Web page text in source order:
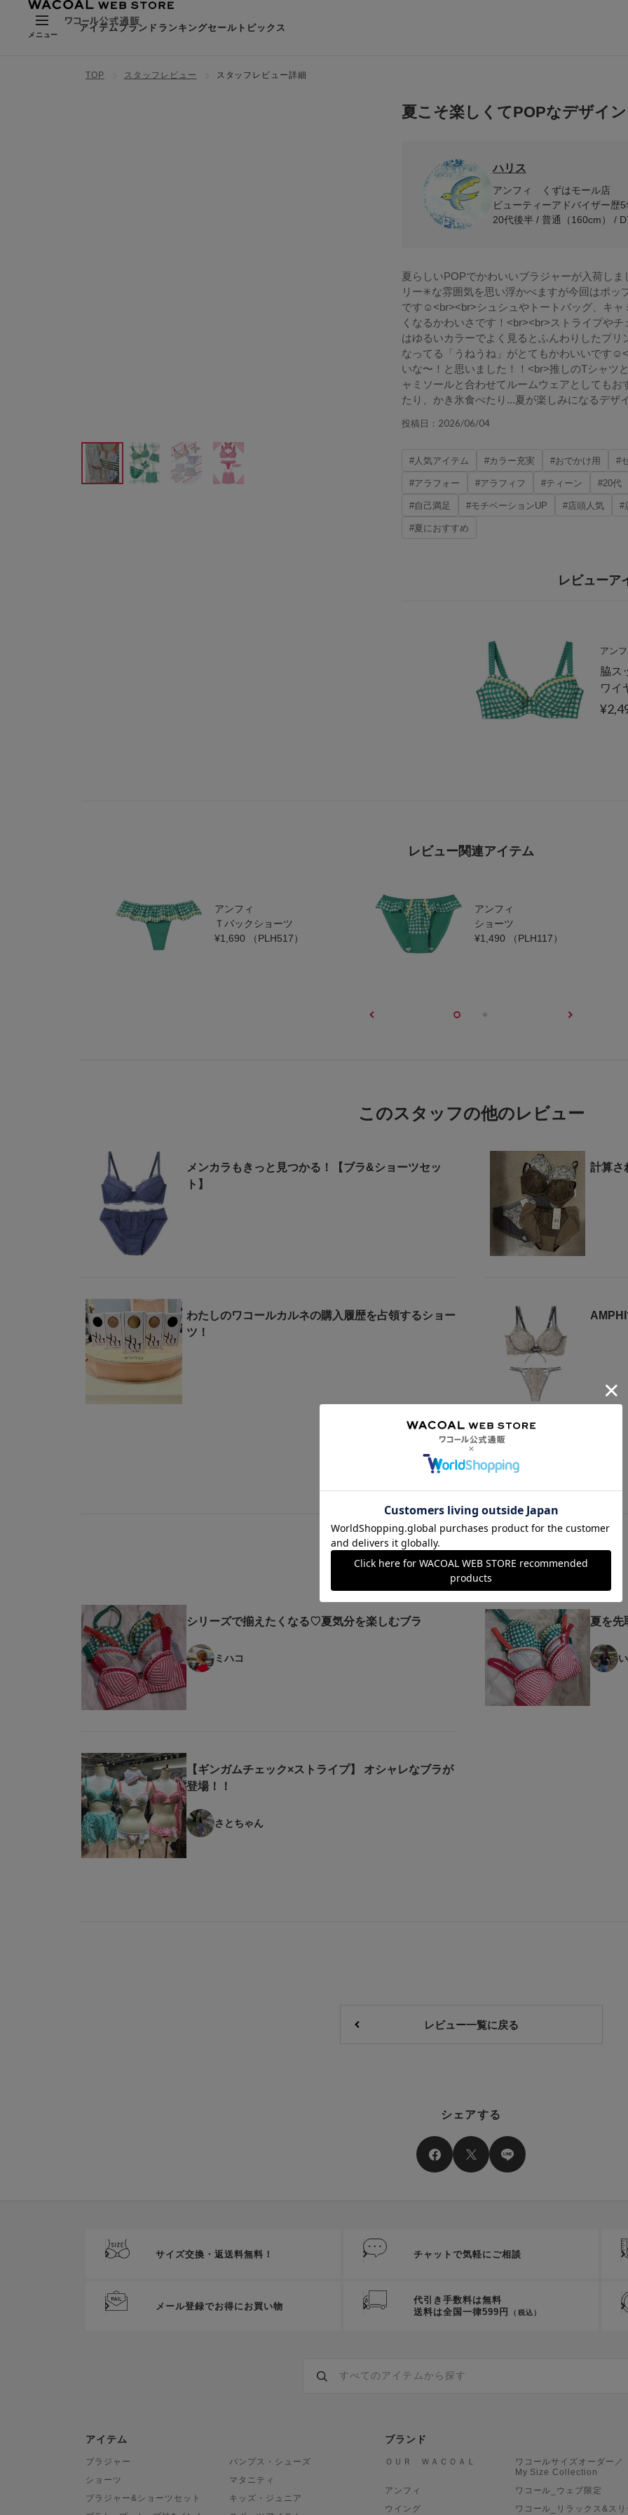
メニュー
アイテムブランド ランキングセールトピックス
TOP スタッフレビュー スタッフレビュー詳細
夏こそ楽しくてPOPなデザイン
ハリス
アンフィ くずはモール店
ビューティーアドバイザー歴5
20代後半 / 普通（160cm） /
夏らしいPOPでかわいいブラジャーが入荷し
リー✳︎な雰囲気を思い浮かべますが今回はポッ
です☺︎<br><br>シュシュやトートバッグ、キャ
くなるかわいさです！<br><br>ストライプや
はゆるいカラーでよく見るとふんわりしたプ
なってる「うねうね」がとてもかわいいです
いな〜！と思いました！！<br>推しのTシャツ
ャミソールと合わせてルームウェアとしても
たり、かき氷食べたり...夏が楽しみになるデザ
投稿日： 2026/06/04
#人気アイテム #カラー充実 #おでかけ用 #
#アラフォー #アラフィフ #ティーン #20代
#自己満足 #モチベーションUP #店頭人気 #
#夏におすすめ
レビューア
アンフ
脇ス
ワイ
レビュー関連アイテム
アンフィ
Ｔバックショーツ
¥1,690
（PLH517）
アンフィ
ショーツ
¥1,490
（PLH117）
このスタッフの他のレビュー
メンカラもきっと見つかる！【ブラ&ショーツセッ
ト】
計算さ
わたしのワコールカルネの購入履歴を占領するショー
ツ！
AMPHI
もっと見る
この商品の他のレビュー
シリーズで揃えたくなる♡夏気分を楽しむブラ
ミハコ
夏を先
【ギンガムチェック×ストライプ】 オシャレなブラが
登場！！
さとちゃん
レビュー一覧に戻る
シェアする
サイズ交換・返送料無料！ チャットで気軽にご相談
メール登録でお得にお買い物
代引き手数料は無料
送料は全国一律599円
（税込）
アイテム
ブラジャー
ショーツ
ブラジャー&ショーツセット
パンプス・シューズ
マタニティ
キッズ・ジュニア
ブランド
ＯＵＲ ＷＡＣＯＡＬ
アンフィ
ウイング
ワコールサイズオーダー／
My Size Collection
ワコール_ウェブ限定
ワコール_リラックス&スリ